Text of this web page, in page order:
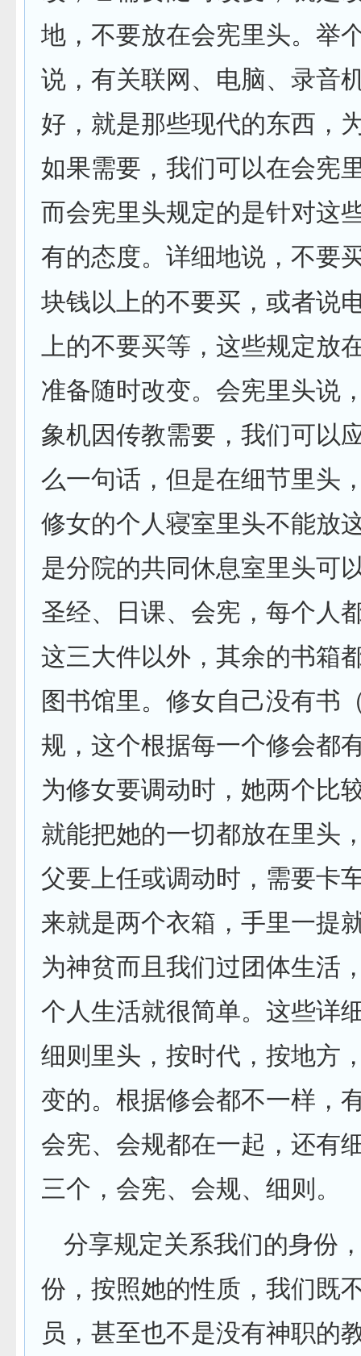
地，不要放在会宪里头。举
说，有关联网、电脑、录音
好，就是那些现代的东西，
如果需要，我们可以在会宪
而会宪里头规定的是针对这
有的态度。详细地说，不要
块钱以上的不要买，或者说
上的不要买等，这些规定放
准备随时改变。会宪里头说
象机因传教需要，我们可以
么一句话，但是在细节里头
修女的个人寝室里头不能放
是分院的共同休息室里头可
圣经、日课、会宪，每个人
这三大件以外，其余的书箱
图书馆里。修女自己没有书
规，这个根据每一个修会都
为修女要调动时，她两个比
就能把她的一切都放在里头
父要上任或调动时，需要卡
来就是两个衣箱，手里一提
为神贫而且我们过团体生活
个人生活就很简单。这些详
细则里头，按时代，按地方
变的。根据修会都不一样，
会宪、会规都在一起，还有
三个，会宪、会规、细则。
分享规定关系我们的身份
份，按照她的性质，我们既
员，甚至也不是没有神职的